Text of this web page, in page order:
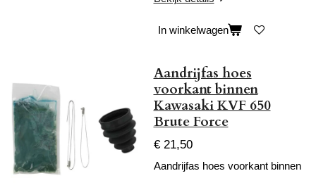
In winkelwagen
Aandrijfas hoes
voorkant binnen
Kawasaki KVF 650
Brute Force
€ 21,50
Aandrijfas hoes voorkant binnen